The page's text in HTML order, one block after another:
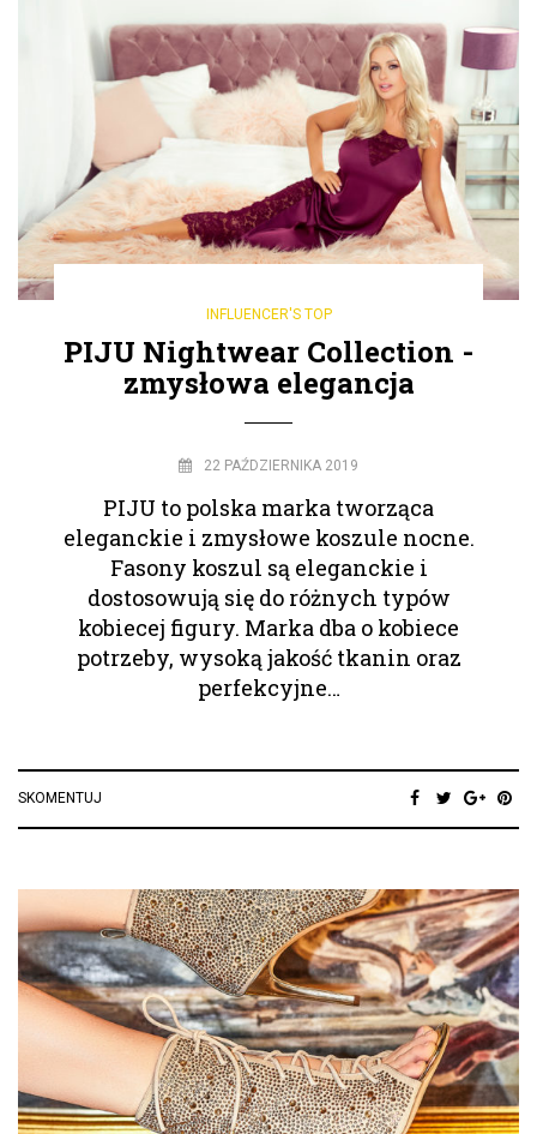
INFLUENCER'S TOP
PIJU Nightwear Collection -
zmysłowa elegancja
22 PAŹDZIERNIKA 2019
PIJU to polska marka tworząca
eleganckie i zmysłowe koszule nocne.
Fasony koszul są eleganckie i
dostosowują się do różnych typów
kobiecej figury. Marka dba o kobiece
potrzeby, wysoką jakość tkanin oraz
perfekcyjne…
SKOMENTUJ